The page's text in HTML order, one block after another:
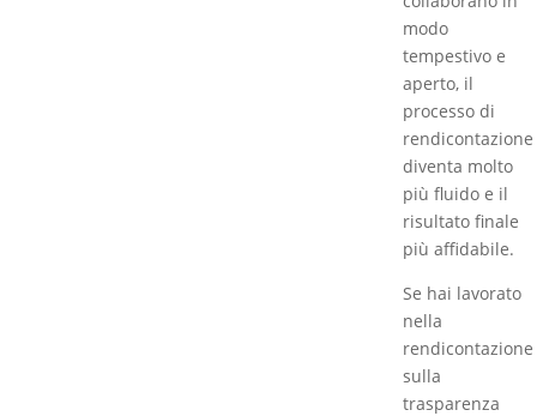
modo
tempestivo e
aperto, il
processo di
rendicontazione
diventa molto
più fluido e il
risultato finale
più affidabile.
Se hai lavorato
nella
rendicontazione
sulla
trasparenza